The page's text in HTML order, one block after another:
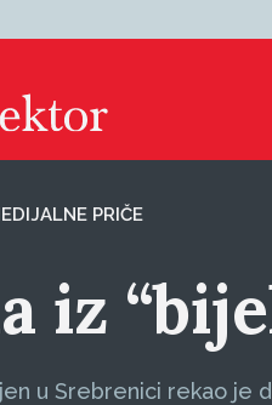
PRIČE
iz
u Srebrenici rekao je